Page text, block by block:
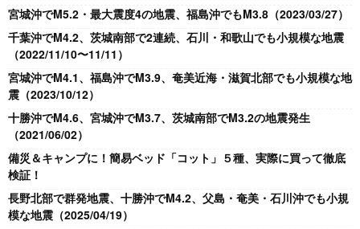
宮城沖でM5.2・最大震度4の地震、福島沖でもM3.8（2023/03/27）
千葉沖でM4.2、茨城南部で2連続、石川・和歌山でも小規模な地震
（2022/11/10〜11/11）
宮城沖でM4.1、福島沖でM3.9、奄美近海・滋賀北部でも小規模な地
震（2023/10/12）
十勝沖でM4.6、宮城沖でM3.7、茨城南部でM3.2の地震発生
（2021/06/02）
備災＆キャンプに！簡易ベッド「コット」５種、実際に買って徹底
検証！
長野北部で群発地震、十勝沖でM4.2、父島・奄美・石川沖でも小規
模な地震（2025/04/19）